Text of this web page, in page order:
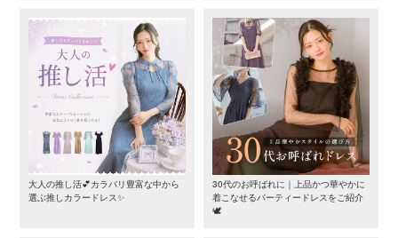
大人の推し活💕カラバリ豊富な中から
選ぶ推しカラードレス✨
30代のお呼ばれに｜上品かつ華やかに
着こなせるパーティードレスをご紹介
🕊️